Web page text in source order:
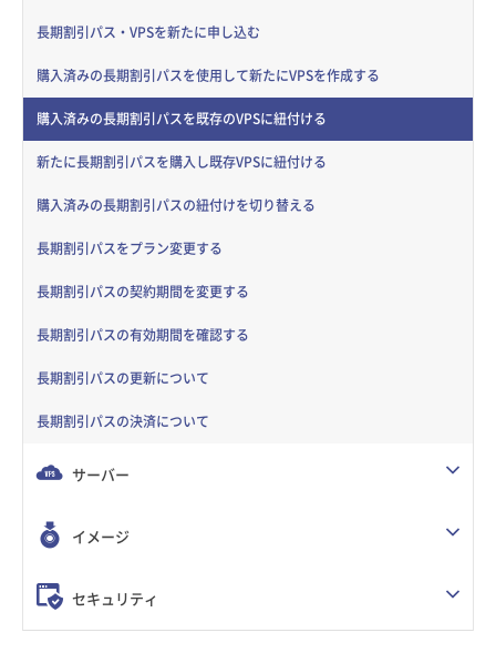
長期割引パス・VPSを新たに申し込む
購入済みの長期割引パスを使用して新たにVPSを作成する
購入済みの長期割引パスを既存のVPSに紐付ける
新たに長期割引パスを購入し既存VPSに紐付ける
購入済みの長期割引パスの紐付けを切り替える
長期割引パスをプラン変更する
長期割引パスの契約期間を変更する
長期割引パスの有効期間を確認する
長期割引パスの更新について
長期割引パスの決済について
サーバー
イメージ
セキュリティ